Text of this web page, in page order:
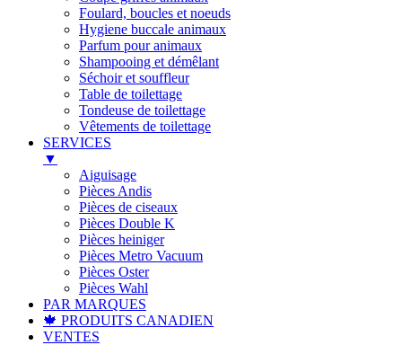
Foulard, boucles et noeuds
Hygiene buccale animaux
Parfum pour animaux
Shampooing et démêlant
Séchoir et souffleur
Table de toilettage
Tondeuse de toilettage
Vêtements de toilettage
SERVICES
▼
Aiguisage
Pièces Andis
Pièces de ciseaux
Pièces Double K
Pièces heiniger
Pièces Metro Vacuum
Pièces Oster
Pièces Wahl
PAR MARQUES
🍁 PRODUITS CANADIEN
VENTES